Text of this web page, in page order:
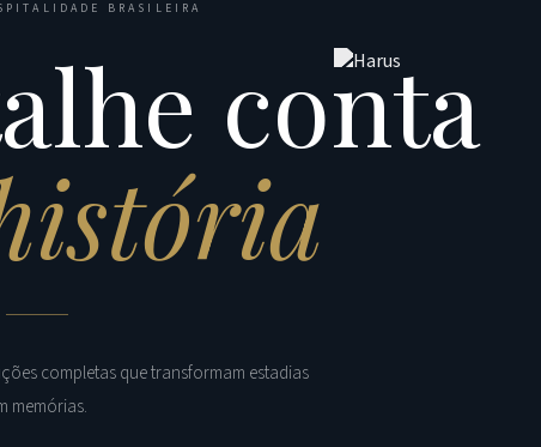
BRASILEIRA
conta
completas que transformam estadias
memórias.